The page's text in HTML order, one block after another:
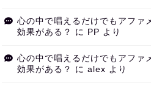
心の中で唱えるだけでもアファ
効果がある？
に PP より
心の中で唱えるだけでもアファ
効果がある？
に alex より